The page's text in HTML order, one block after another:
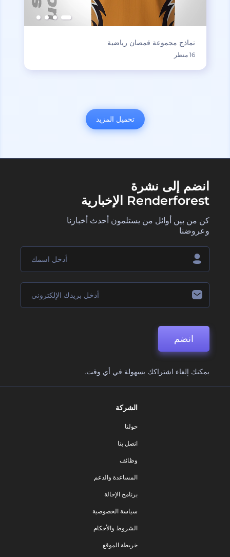
نماذج مجموعة قمصان رياضية
16 منظر
تحميل المزيد
انضم إلى نشرة
Renderforest الإخبارية
كن من بين أوائل من يستلمون أحدث أخبارنا
وعروضنا
انضم
يمكنك إلغاء اشتراكك بسهولة في أي وقت.
الشركة
حولنا
اتصل بنا
وظائف
المساعدة والدعم
برنامج الإحالة
سياسة الخصوصية
الشروط والأحكام
خريطة الموقع